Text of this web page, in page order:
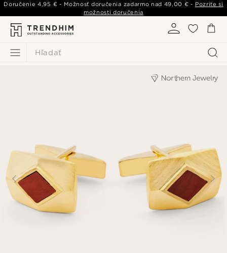
Hľadať
Doručenie4,95 € - Možnosť doručenia zadarmo nad 49,00 € - Pozrite si
možnosti doručenia